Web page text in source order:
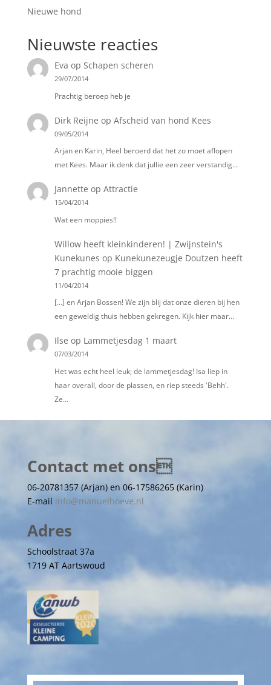
Nieuwe hond
Nieuwste reacties
Eva opSchapen scheren
29/07/2014
Prachtig beroep heb je
Dirk Reijne opAfscheid van hond Kees
09/05/2014
Arjan en Karin, Heel beroerd dat het zo moet aflopen
met Kees. Maar ik denk dat jullie een zeer verstandig…
Jannette opAttractie
15/04/2014
Wat een moppies!!
Willow heeft kleinkinderen! | Zwijnstein's
Kunekunes op Kunekunezeugje Doutzen heeft
7 prachtig mooie biggen
11/04/2014
[…] en Arjan Bossen! We zijn blij dat onze dieren bij hen
een geweldig thuis hebben gekregen. Kijk hier maar…
Ilse op Lammetjesdag 1 maart
07/03/2014
Het was echt heel leuk; de lammetjesdag! Isa liep in
haar overall, door de plassen, en riep steeds 'Behh'.
Ze…
Contact met ons
06-20781357 (Arjan) en 06-17586265 (Karin)
E-mail info@manuelhoeve.nl
Adres
Schoolstraat 37a
1719 AT Aartswoud